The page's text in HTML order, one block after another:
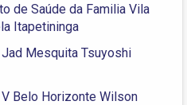
de Saúde da Familia Vila
Itapetininga
Mesquita Tsuyoshi
Belo Horizonte Wilson